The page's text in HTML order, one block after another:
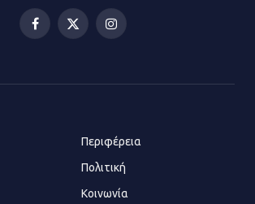
Πολυχώρο ΙΡΙΣ
21.07.2026 | 14:01
Πώς έγινε η επίθεση στους δύο
«Φρένο» στα ηλεκτρικά πατίνια:
Facebook
X
Instagram
Περιφέρεια
Πολιτική
Κοινωνία